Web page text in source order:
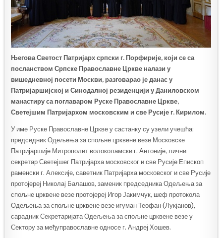
Његова Светост Патријарх српски г. Порфирије, који се са
посланством Српске Православне Цркве налази у
вишедневној посети Москви, разговарао је данас у
Патријаршијској и Синодалној резиденцији у Даниловском
манастиру са поглаваром Руске Православне Цркве,
Светејшим Патријархом московским и све Русије г. Кирилом.
У име Руске Православне Цркве у састанку су узели учешћа:
председник Одељења за спољне црквене везе Московске
Патријаршије Митрополит волоколамски г. Антоније, лични
секретар Светејшег Патријарха московског и све Русије Епископ
раменски г. Алексије, саветник Патријарха московског и све Русије
протојереј Николај Балашов, заменик председника Одељења за
спољне црквене везе протојереј Игор Јакимчук, шеф протокола
Одељења за спољне црквене везе игуман Теофан (Лукјанов),
сарадник Секретаријата Одељења за спољне црквене везе у
Сектору за међуправославне односе г. Андреј Хошев.